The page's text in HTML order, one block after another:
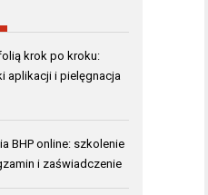
krok po kroku:
aplikacji i pielęgnacja
BHP online: szkolenie
i zaświadczenie